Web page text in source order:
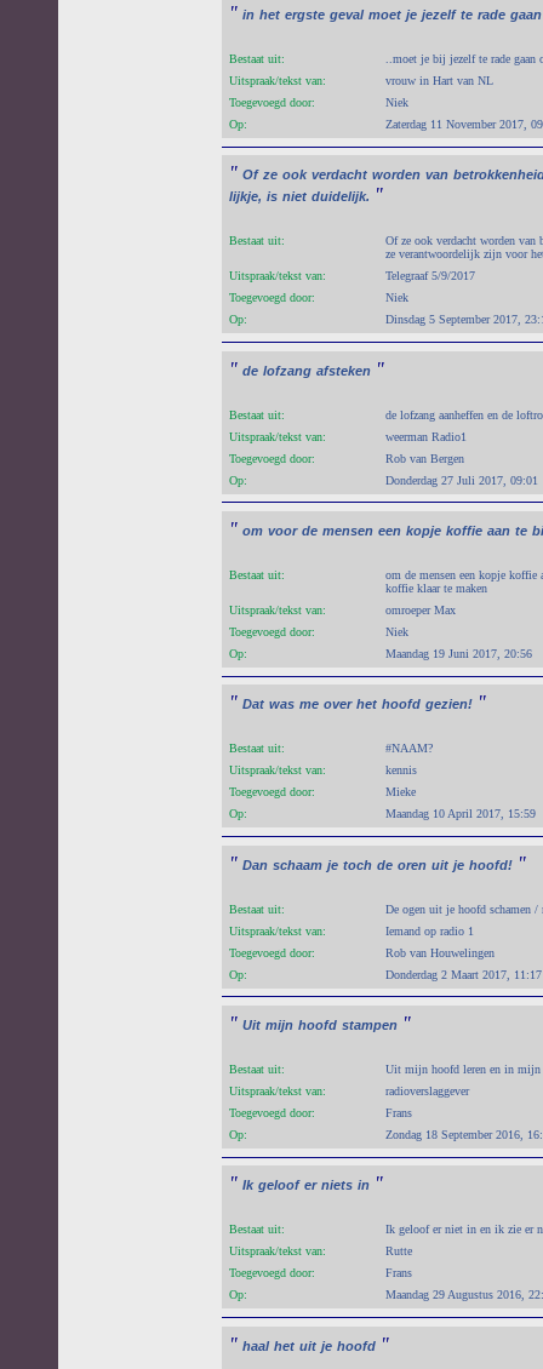
" in het ergste geval moet je jezelf te rade gaan
Bestaat uit:
..moet je bij jezelf te rade
Uitspraak/tekst van:
vrouw in Hart van NL
Toegevoegd door:
Niek
Op:
Zaterdag 11 November 2017,
" Of ze ook verdacht worden van
lijkje, is niet duidelijk. "
Bestaat uit:
Of ze ook verdacht worden
ze verantwoordelijk zijn voor
Uitspraak/tekst van:
Telegraaf 5/9/2017
Toegevoegd door:
Niek
Op:
Dinsdag 5 September 2017,
" de lofzang afsteken "
Bestaat uit:
de lofzang aanheffen en de
Uitspraak/tekst van:
weerman Radio1
Toegevoegd door:
Rob van Bergen
Op:
Donderdag 27 Juli 2017, 09:01
" om voor de mensen een kopje koffie aan te
Bestaat uit:
om de mensen een kopje koffie
koffie klaar te maken
Uitspraak/tekst van:
omroeper Max
Toegevoegd door:
Niek
Op:
Maandag 19 Juni 2017, 20:56
" Dat was me over het hoofd gezien! "
Bestaat uit:
#NAAM?
Uitspraak/tekst van:
kennis
Toegevoegd door:
Mieke
Op:
Maandag 10 April 2017, 15:59
" Dan schaam je toch de oren uit je hoofd! "
Bestaat uit:
De ogen uit je hoofd schamen /
Uitspraak/tekst van:
Iemand op radio 1
Toegevoegd door:
Rob van Houwelingen
Op:
Donderdag 2 Maart 2017, 11:17
" Uit mijn hoofd stampen "
Bestaat uit:
Uit mijn hoofd leren en in mijn
Uitspraak/tekst van:
radioverslaggever
Toegevoegd door:
Frans
Op:
Zondag 18 September 2016,
" Ik geloof er niets in "
Bestaat uit:
Ik geloof er niet in en ik zie er
Uitspraak/tekst van:
Rutte
Toegevoegd door:
Frans
Op:
Maandag 29 Augustus 2016,
" haal het uit je hoofd "